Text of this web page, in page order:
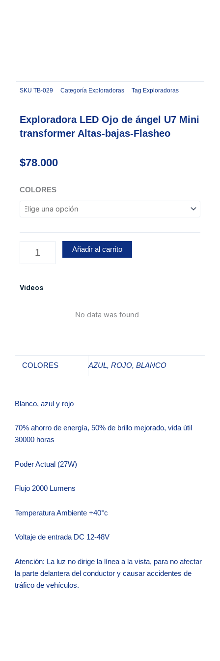
SKU TB-029 Categoría Exploradoras Tag Exploradoras
Exploradora LED Ojo de ángel U7 Mini
transformer Altas-bajas-Flasheo
$78.000
COLORES
Exploradora
LED
Ojo
ángel
Altas-
Añadir al carrito
Videos
No data was found
COLORES AZUL, ROJO, BLANCO
Blanco, azul y rojo
70% ahorro de energía, 50% de brillo mejorado, vida útil
30000 horas
Poder Actual (27W)
Flujo 2000 Lumens
Temperatura Ambiente +40°c
Voltaje de entrada DC 12-48V
Atención: La luz no dirige la línea a la vista, para no afectar
la parte delantera del conductor y causar accidentes de
tráfico de vehículos.